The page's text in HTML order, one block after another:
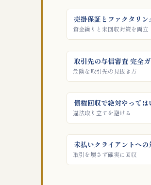
売掛保証とファクタリ
資金繰りと未回収対策を両立
取引先の与信審査 完全
危険な取引先の見抜き方
債権回収で絶対やって
違法取り立てを避ける
未払いクライアントへ
取引を壊さず確実に回収